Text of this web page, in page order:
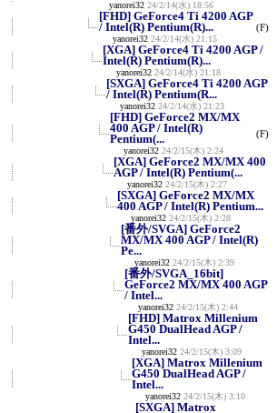
yanorei32 24/2/14(水) 18:56
[FHD] GeForce4 Ti 4200 AGP
/ Intel(R) Pentium(R)...
yanorei32 24/2/14(水) 21:15
(F)
[XGA] GeForce4 Ti 4200 AGP /
Intel(R) Pentium(R)...
yanorei32 24/2/14(水) 21:18
[SXGA] GeForce4 Ti 4200 AGP
/ Intel(R) Pentium(R...
yanorei32 24/2/14(水) 21:23
[FHD] GeForce2 MX/MX
400 AGP / Intel(R)
Pentium(...
yanorei32 24/2/15(木) 2:24
(F)
[XGA] GeForce2 MX/MX 400
AGP / Intel(R) Pentium(...
yanorei32 24/2/15(木) 2:27
[SXGA] GeForce2 MX/MX
400 AGP / Intel(R) Pentium...
yanorei32 24/2/15(木) 2:28
[番外/SVGA] GeForce2
MX/MX 400 AGP / Intel(R)
Pe...
yanorei32 24/2/15(木) 2:39
[番外/SVGA_16bit]
GeForce2 MX/MX 400 AGP
/ Intel...
yanorei32 24/2/15(木) 2:44
[FHD] Matrox Millenium
G450 DualHead AGP /
Intel...
yanorei32 24/2/15(木) 3:09
[XGA] Matrox Millenium
G450 DualHead AGP /
Intel...
yanorei32 24/2/15(木) 3:10
[SXGA] Matrox